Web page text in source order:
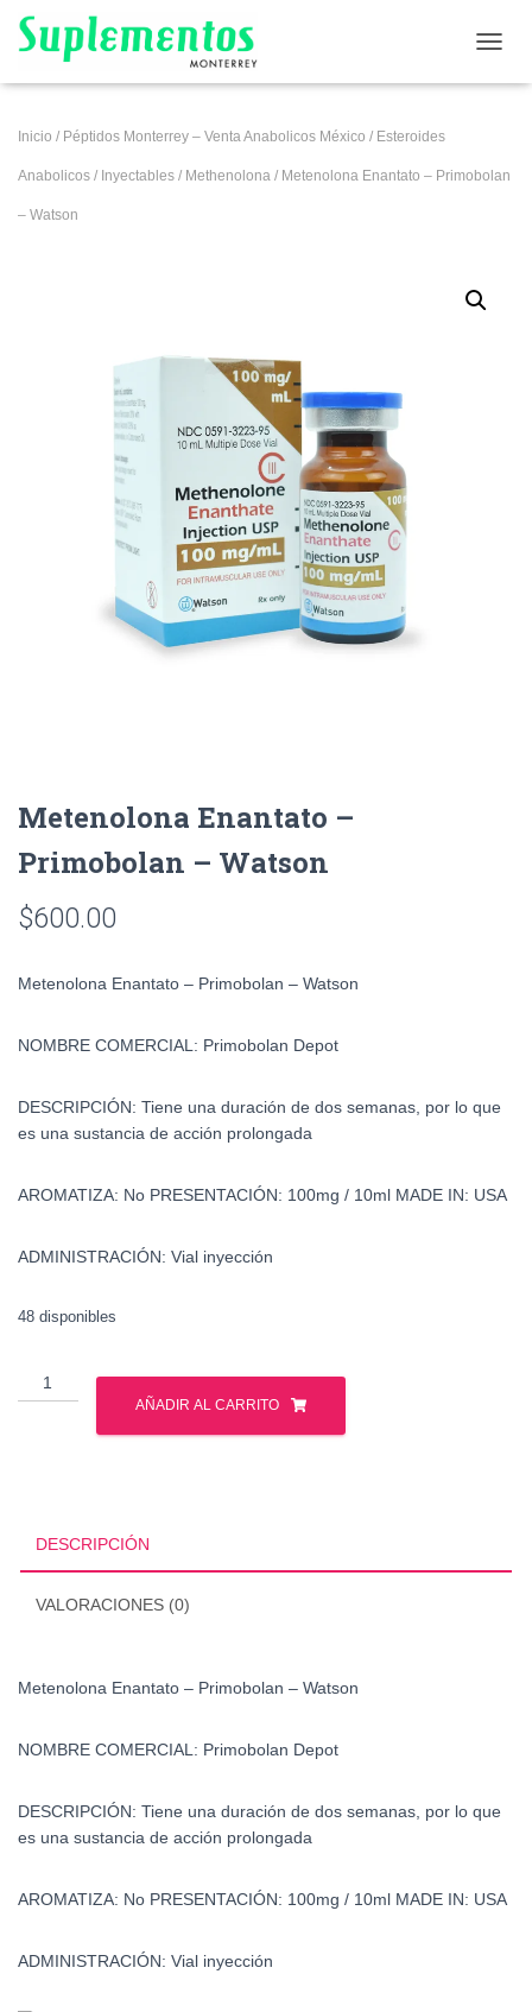
Inicio / Péptidos Monterrey – Venta Anabolicos México / Esteroides
Anabolicos / Inyectables / Methenolona / Metenolona Enantato – Primobolan
– Watson
Metenolona Enantato –
Primobolan – Watson
$600.00
Metenolona Enantato – Primobolan – Watson
NOMBRE COMERCIAL : Primobolan Depot
DESCRIPCIÓN: Tiene una duración de dos semanas, por lo que
es una sustancia de acción prolongada
AROMATIZA: No PRESENTACIÓN: 100mg / 10ml MADE IN: USA
ADMINISTRACIÓN: Vial inyección
48 disponibles
Metenolona
Enantato
AÑADIR AL CARRITO
DESCRIPCIÓN
VALORACIONES (0)
Metenolona Enantato – Primobolan – Watson
NOMBRE COMERCIAL : Primobolan Depot
DESCRIPCIÓN: Tiene una duración de dos semanas, por lo que
es una sustancia de acción prolongada
AROMATIZA: No PRESENTACIÓN: 100mg / 10ml MADE IN: USA
ADMINISTRACIÓN: Vial inyección